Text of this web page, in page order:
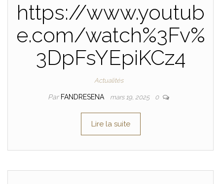
https://www.youtub
e.com/watch%3Fv%
3DpFsYEpiKCz4
Actualités
Par FANDRESENA mars 19, 2025 0
Lire la suite